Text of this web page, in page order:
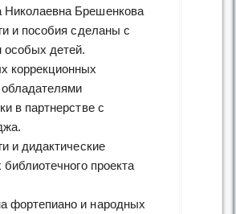
Николаевна Брешенкова
и пособия сделаны с
особых детей.
коррекционных
обладателями
в партнерстве с
и дидактические
проекта
фортепиано и народных